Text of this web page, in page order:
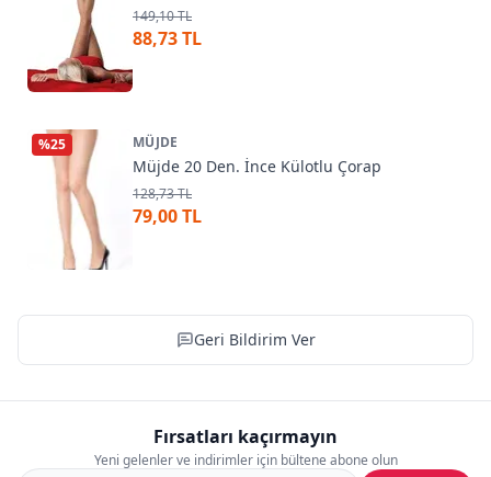
149,10 TL
88,73 TL
%25 MÜJDE
Müjde 20 Den. İnce Külotlu Çorap
128,73 TL
79,00 TL
Geri Bildirim Ver
Fırsatları kaçırmayın
Yeni gelenler ve indirimler için bültene abone olun